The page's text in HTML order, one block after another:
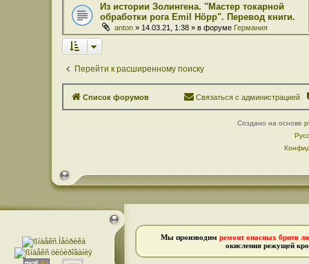
Из истории Золингена. "Мастер токарной
обработки рога Emil Höpp". Перевод книги.
anton » 14.03.21, 1:38 » в форуме Германия
Перейти к расширенному поиску
Список форумов Связаться с администрацией
Создано на основе
Мы производим ремонт опасных бритв
окисления режущей